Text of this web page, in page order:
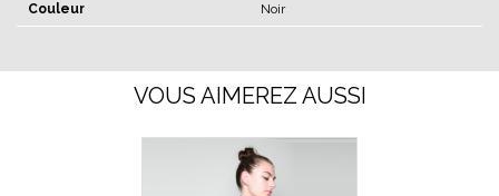
Couleur Noir
VOUS AIMEREZ AUSSI